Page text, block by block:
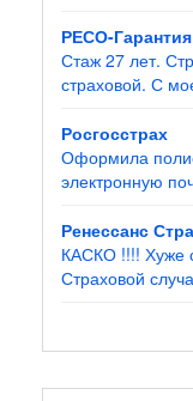
РЕСО-Гарантия
Стаж 27 лет.
страховой. С
Росгосстрах
Оформила
электронную
Ренессанс
КАСКО !!!! Хуже
Страховой